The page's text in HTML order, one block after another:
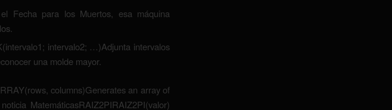
Fecha para los Muertos, esa máquina
intervalo2; …)Adjunta intervalos
una molde mayor.
columns)Generates an array of
MatemáticasRAIZ2PIRAIZ2PI(valor)